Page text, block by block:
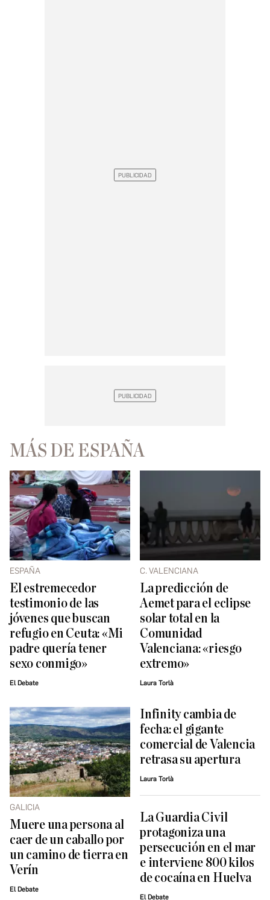
MÁS DE ESPAÑA
ESPAÑA
El estremecedor
testimonio de las
jóvenes que buscan
refugio en Ceuta: «Mi
padre quería tener
sexo conmigo»
El Debate
C. VALENCIANA
La predicción de
Aemet para el eclipse
solar total en la
Comunidad
Valenciana: «riesgo
extremo»
Laura Torlà
GALICIA
Muere una persona al
caer de un caballo por
un camino de tierra en
Verín
El Debate
Infinity cambia de
fecha: el gigante
comercial de Valencia
retrasa su apertura
Laura Torlà
La Guardia Civil
protagoniza una
persecución en el mar
e interviene 800 kilos
de cocaína en Huelva
El Debate